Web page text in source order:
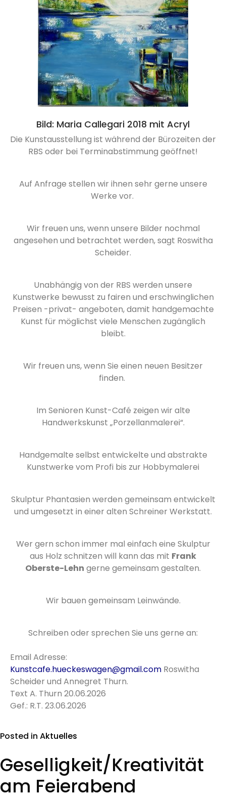
Bild: Maria Callegari 2018 mit Acryl
Die Kunstausstellung ist während der Bürozeiten der
RBS oder bei Terminabstimmung geöffnet!
Auf Anfrage stellen wir ihnen sehr gerne unsere
Werke vor.
Wir freuen uns, wenn unsere Bilder nochmal
angesehen und betrachtet werden, sagt Roswitha
Scheider.
Unabhängig von der RBS werden unsere
Kunstwerke bewusst zu fairen und erschwinglichen
Preisen -privat- angeboten, damit handgemachte
Kunst für möglichst viele Menschen zugänglich
bleibt.
Wir freuen uns, wenn Sie einen neuen Besitzer
finden.
Im Senioren Kunst-Café zeigen wir alte
Handwerkskunst „Porzellanmalerei“.
Handgemalte selbst entwickelte und abstrakte
Kunstwerke vom Profi bis zur Hobbymalerei
Skulptur Phantasien werden gemeinsam entwickelt
und umgesetzt in einer alten Schreiner Werkstatt.
Wer gern schon immer mal einfach eine Skulptur
aus Holz schnitzen will kann das mit Frank
Oberste-Lehn gerne gemeinsam gestalten.
Wir bauen gemeinsam Leinwände.
Schreiben oder sprechen Sie uns gerne an:
Email Adresse:
Kunstcafe.hueckeswagen@gmail.com Roswitha
Scheider und Annegret Thurn.
Text A. Thurn 20.06.2026
Gef.: R.T. 23.06.2026
Posted in Aktuelles
Geselligkeit/Kreativität
am Feierabend